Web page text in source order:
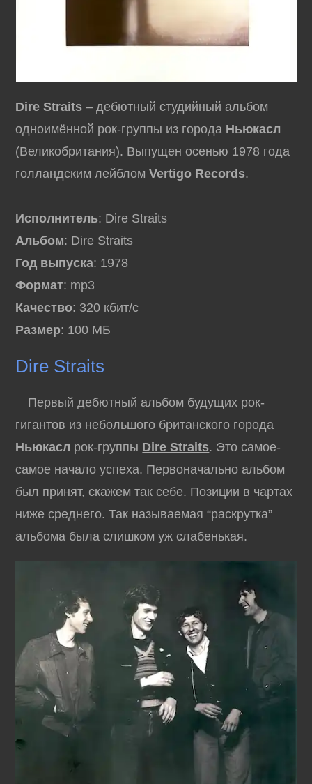
Dire Straits – дебютный студийный альбом
одноимённой рок-группы из города Ньюкасл
(Великобритания). Выпущен осенью 1978 года
голландским лейбломVertigo Records.
Исполнитель: Dire Straits
Альбом: Dire Straits
Год выпуска: 1978
Формат: mp3
Качество: 320 кбит/с
Размер: 100 МБ
Dire Straits
Первый дебютный альбом будущих рок-
гигантов из небольшого британского города
Ньюкасл рок-группы Dire Straits. Это самое-
самое начало успеха. Первоначально альбом
был принят, скажем так себе. Позиции в чартах
ниже среднего. Так называемая “раскрутка”
альбома была слишком уж слабенькая.